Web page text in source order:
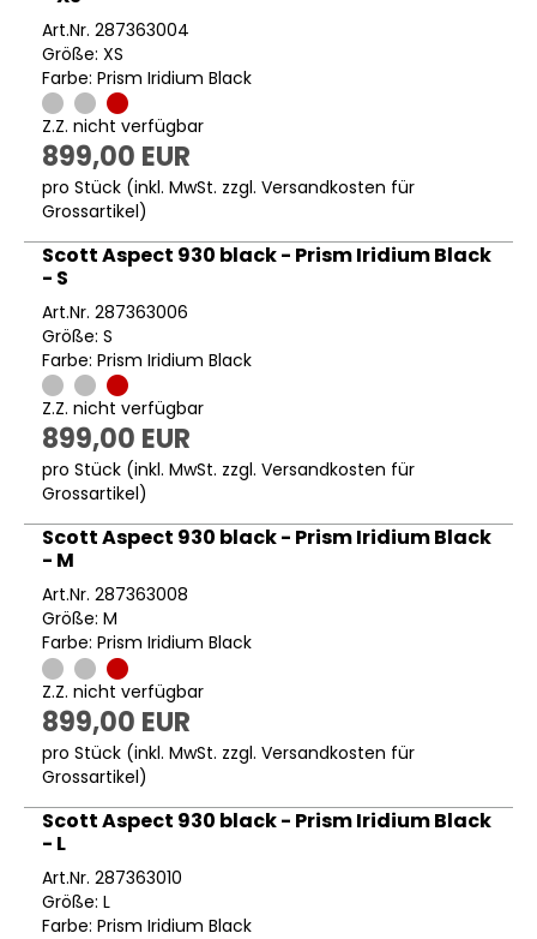
Art.Nr. 287363004
Größe: XS
Farbe: Prism Iridium Black
Z.Z. nicht verfügbar
899,00 EUR
pro Stück (inkl. MwSt. zzgl. Versandkosten für
Grossartikel)
Scott Aspect 930 black - Prism Iridium Black
- S
Art.Nr. 287363006
Größe: S
Farbe: Prism Iridium Black
Z.Z. nicht verfügbar
899,00 EUR
pro Stück (inkl. MwSt. zzgl. Versandkosten für
Grossartikel)
Scott Aspect 930 black - Prism Iridium Black
- M
Art.Nr. 287363008
Größe: M
Farbe: Prism Iridium Black
Z.Z. nicht verfügbar
899,00 EUR
pro Stück (inkl. MwSt. zzgl. Versandkosten für
Grossartikel)
Scott Aspect 930 black - Prism Iridium Black
- L
Art.Nr. 287363010
Größe: L
Farbe: Prism Iridium Black